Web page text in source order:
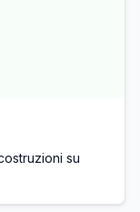
su